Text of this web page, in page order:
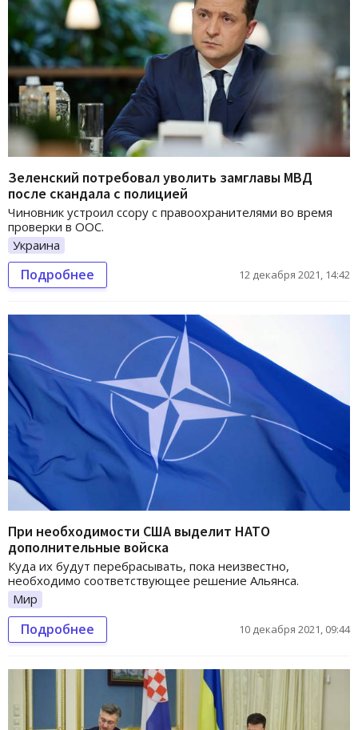
Зеленский потребовал уволить замглавы МВД
после скандала с полицией
Чиновник устроил ссору с правоохранителями во время
проверки в ООС.
Украина
Подробнее 12 декабря 2021, 14:42
При необходимости США выделит НАТО
дополнительные войска
Куда их будут перебрасывать, пока неизвестно,
необходимо соответствующее решение Альянса.
Мир
Подробнее 10 декабря 2021, 09:44